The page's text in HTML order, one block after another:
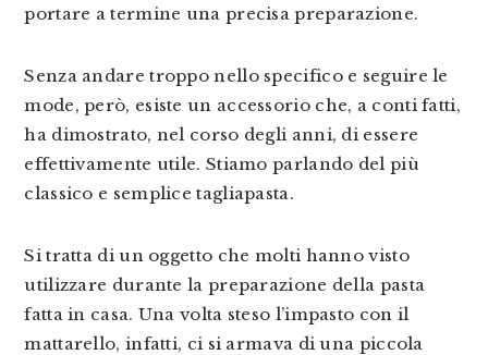
portare a termine una precisa preparazione.
Senza andare troppo nello specifico e seguire le
mode, però, esiste un accessorio che, a conti fatti,
ha dimostrato, nel corso degli anni, di essere
effettivamente utile. Stiamo parlando del più
classico e semplice tagliapasta.
Si tratta di un oggetto che molti hanno visto
utilizzare durante la preparazione della pasta
fatta in casa. Una volta steso l’impasto con il
mattarello, infatti, ci si armava di una piccola